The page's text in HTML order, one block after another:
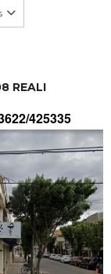
REALI
425335